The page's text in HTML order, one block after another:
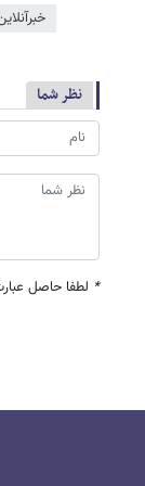
نظر شما
* لطفا حاصل